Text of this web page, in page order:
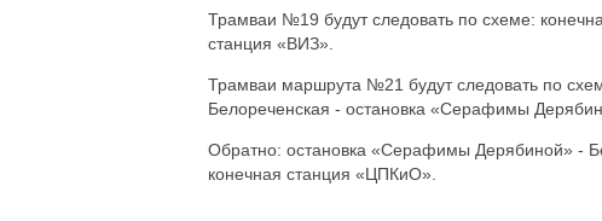
Трамваи №19 будут следовать по схеме:
станция «ВИЗ».
Трамваи маршрута №21 будут следовать по
Белореченская - остановка «Серафимы
Обратно: остановка «Серафимы Дерябиной» -
конечная станция «ЦПКиО».